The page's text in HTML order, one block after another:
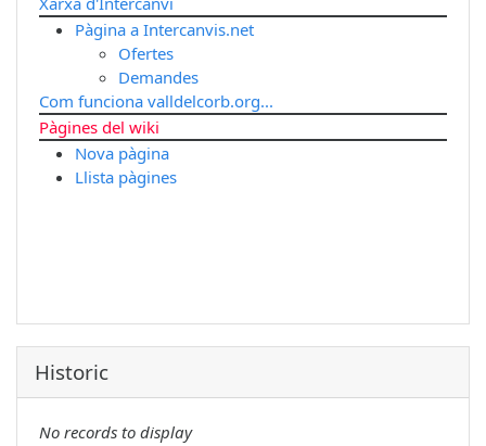
Pàgina a Intercanvis.net
Ofertes
Demandes
Com funciona valldelcorb.org...
Pàgines del wiki
Nova pàgina
Llista pàgines
Historic
No records to display